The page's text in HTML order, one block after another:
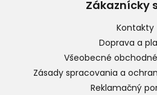
Zákaznícky
Kontakty
Doprava a
Všeobecné
Zásady spracovania a
Reklamačný